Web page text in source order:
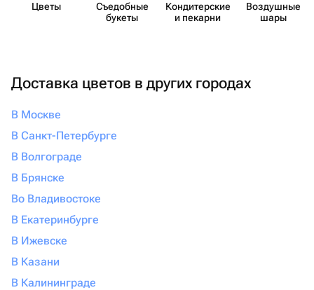
Цветы
Съедобные
букеты
Кондит​ерские
и пекарни
Воздушные
шары
Доставка цветов в других городах
В Москве
В Санкт-Петербурге
В Волгограде
В Брянске
Во Владивостоке
В Екатеринбурге
В Ижевске
В Казани
В Калининграде